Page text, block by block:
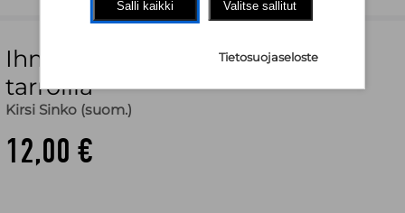
Ihmeellinen metsä - koristele
tarroilla
Kirsi Sinko (suom.)
12,00 €
Salli kaikki Valitse sallitut
Tietosuojaseloste